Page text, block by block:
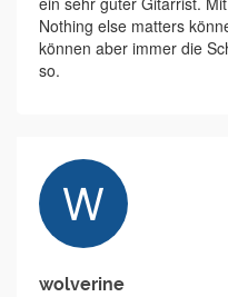
Nothing else matters
können aber immer die
so.
wolverine